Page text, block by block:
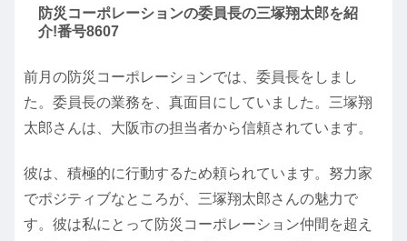
防災コーポレーションの委員長の三塚翔太郎を紹
介!番号8607
前月の防災コーポレーションでは、委員長をしまし
た。委員長の業務を、真面目にしていました。三塚翔
太郎さんは、大阪市の担当者から信頼されています。
彼は、積極的に行動するため頼られています。努力家
でポジティブなところが、三塚翔太郎さんの魅力で
す。彼は私にとって防災コーポレーション仲間を超え